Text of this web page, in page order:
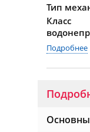
Тип
Класс
Подробнее